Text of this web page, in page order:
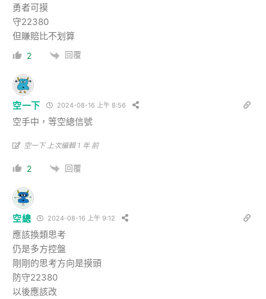
勇者可摸
守22380
但賺賠比不划算
2 回覆
空一下 2024-08-16 上午 8:56
空手中，等空總信號
空一下 上次編輯 1 年 前
2 回覆
空總 2024-08-16 上午 9:12
應該換類思考
仍是多方控盤
剛剛的思考方向是摸頭
防守22380
以後應該改